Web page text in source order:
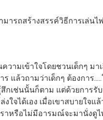
รถสร้างสรรค์วิธีการเล่น
มเข้าใจโดยชวนเด็กๆ ม
แล้วถามว่าเด็กๆ ต้องการ
ช่นนั้นก็ตาม แต่ด้วยการรับ
จได้เอง เมื่อเขาสบายใจ
าหรือไม่มีอารมณ์จะมานั่ง